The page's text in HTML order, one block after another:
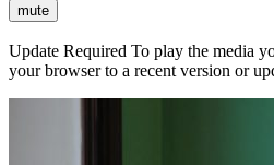
mute
Update Required To play the media
your browser to a recent version or